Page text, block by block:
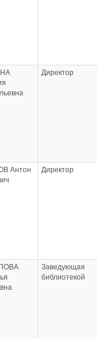
Директор
Антон
Директор
Заведующая
библиотекой